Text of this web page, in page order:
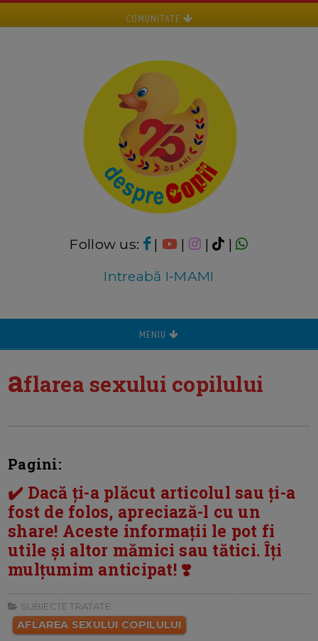
COMUNITATE
Follow us: | | |
|
Intreabă I-MAMI
MENIU
aflarea sexului copilului
Pagini:
✔️ Dacă ți-a plăcut articolul sau ți-a
fost de folos, apreciază-l cu un
share! Aceste informații le pot fi
utile și altor mămici sau tătici. Îți
mulțumim anticipat! ❣️
SUBIECTE TRATATE:
AFLAREA SEXULUI COPILULUI